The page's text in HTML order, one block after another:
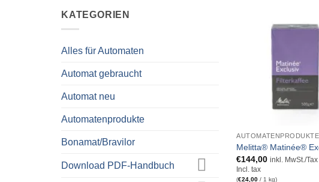
KATEGORIEN
Alles für Automaten
Automat gebraucht
Automat neu
Automatenprodukte
Bonamat/Bravilor
Download PDF-Handbuch
AUTOMATENPRODUKTE
Melitta® Matinée®
€144,00 inkl. MwSt./Tax
Incl. tax
(€24,00 / 1 kg)